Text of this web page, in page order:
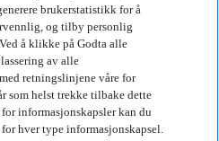
brukerstatistikk for å
og tilby personlig
å klikke på Godta alle
av alle
retningslinjene våre for
som helst trekke tilbake dette
informasjonskapsler kan du
hver type informasjonskapsel.